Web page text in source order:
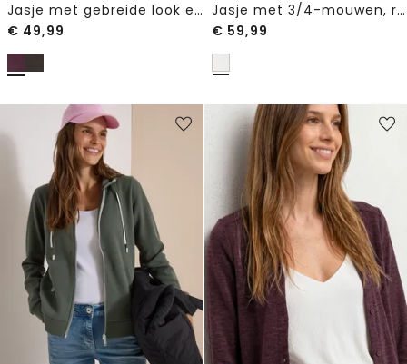
Jasje met gebreide look en decoratieve knopen
€ 49,99
Jasje met 3/4-mouwen, ritssluiting en structuur
€ 59,99